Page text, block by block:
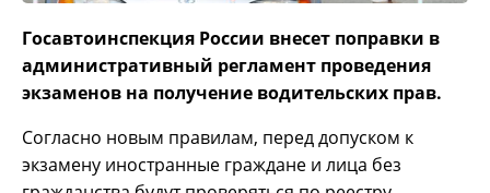
Госавтоинспекция России внесет поправки в
административный регламент проведения
экзаменов на получение водительских прав.
Согласно новым правилам, перед допуском к
экзамену иностранные граждане и лица без